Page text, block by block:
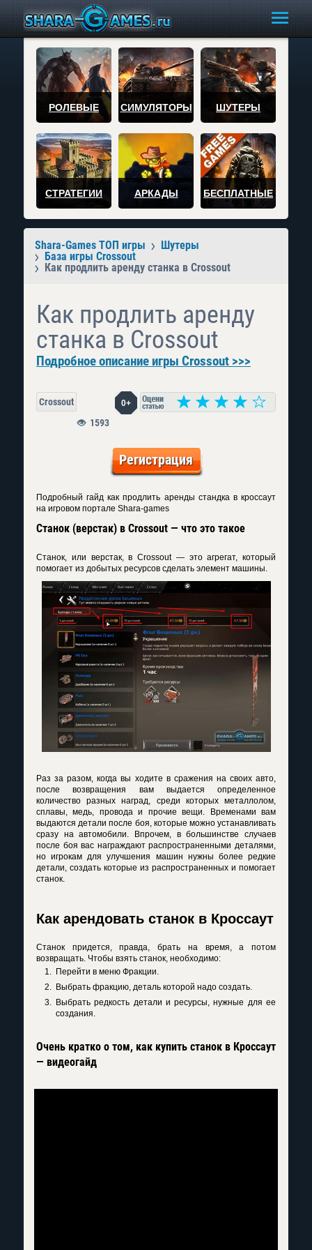
РОЛЕВЫЕ СИМУЛЯТОРЫ ШУТЕРЫ
СТРАТЕГИИ АРКАДЫ БЕСПЛАТНЫЕ
Shara-Games ТОП игры
Шутеры
База игры Crossout
Как продлить аренду станка в Crossout
Как продлить аренду
станка в Crossout
Подробное описание игры Crossout >>>
Crossout 0+
1593
Регистрация
Подробный гайд как продлить аренды стандка в кроссаут
на игровом портале Shara-games
Станок (верстак) в Crossout — что это такое
Станок, или верстак, в Crossout — это агрегат, который
помогает из добытых ресурсов сделать элемент машины.
Раз за разом, когда вы ходите в сражения на своих авто,
после возвращения вам выдается определенное
количество разных наград, среди которых металлолом,
сплавы, медь, провода и прочие вещи. Временами вам
выдаются детали после боя, которые можно устанавливать
сразу на автомобили. Впрочем, в большинстве случаев
после боя вас награждают распространенными деталями,
но игрокам для улучшения машин нужны более редкие
детали, создать которые из распространенных и помогает
станок.
Как арендовать станок в Кроссаут
Станок придется, правда, брать на время, а потом
возвращать. Чтобы взять станок, необходимо:
Перейти в меню Фракции.
Выбрать фракцию, деталь которой надо создать.
Выбрать редкость детали и ресурсы, нужные для ее
создания.
Очень кратко о том, как купить станок в Кроссаут
— видеогайд